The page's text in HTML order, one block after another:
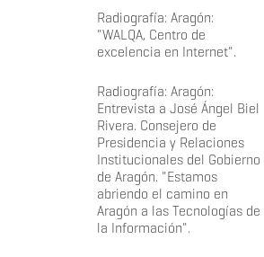
Radiografía: Aragón:
"WALQA, Centro de
excelencia en Internet".
Radiografía: Aragón:
Entrevista a José Ángel Biel
Rivera. Consejero de
Presidencia y Relaciones
Institucionales del Gobierno
de Aragón. "Estamos
abriendo el camino en
Aragón a las Tecnologías de
la Información".